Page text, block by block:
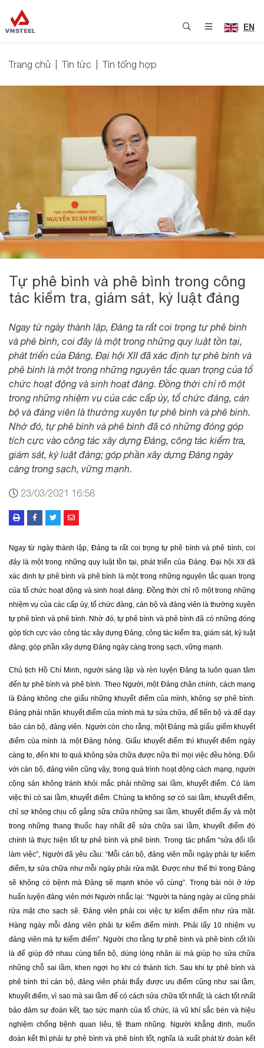
EN
Trang chủ Tin tức Tin tổng hợp
Tự phê bình và phê bình trong công
tác kiểm tra, giám sát, kỷ luật đảng
Ngay từ ngày thành lập, Đảng ta rất coi trọng tự phê bình
và phê bình, coi đây là một trong những quy luật tồn tại,
phát triển của Đảng. Đại hội XII đã xác định tự phê bình và
phê bình là một trong những nguyên tắc quan trọng của tổ
chức hoạt động và sinh hoạt đảng. Đồng thời chỉ rõ một
trong những nhiệm vụ của các cấp ủy, tổ chức đảng, cán
bộ và đảng viên là thường xuyên tự phê bình và phê bình.
Nhờ đó, tự phê bình và phê bình đã có những đóng góp
tích cực vào công tác xây dựng Đảng, công tác kiểm tra,
giám sát, kỷ luật đảng; góp phần xây dựng Đảng ngày
càng trong sạch, vững mạnh.
23/03/2021 16:58
Ngay từ ngày thành lập, Đảng ta rất coi trọng tự phê bình và phê bình, coi
đây là một trong những quy luật tồn tại, phát triển của Đảng. Đại hội XII đã
xác định tự phê bình và phê bình là một trong những nguyên tắc quan trọng
của tổ chức hoạt động và sinh hoạt đảng. Đồng thời chỉ rõ một trong những
nhiệm vụ của các cấp ủy, tổ chức đảng, cán bộ và đảng viên là thường xuyên
tự phê bình và phê bình. Nhờ đó, tự phê bình và phê bình đã có những đóng
góp tích cực vào công tác xây dựng Đảng, công tác kiểm tra, giám sát, kỷ luật
đảng; góp phần xây dựng Đảng ngày càng trong sạch, vững mạnh.
Chủ tịch Hồ Chí Minh, người sáng lập và rèn luyện Đảng ta luôn quan tâm
đến tự phê bình và phê bình. Theo Người, một Đảng chân chính, cách mạng
là Đảng không che giấu những khuyết điểm của mình, không sợ phê bình.
Đảng phải nhận khuyết điểm của mình mà tự sửa chữa, để tiến bộ và để dạy
bảo cán bộ, đảng viên. Người còn cho rằng, một Đảng mà giấu giếm khuyết
điểm của mình là một Đảng hỏng. Giấu khuyết điểm thì khuyết điểm ngày
càng to, đến khi to quá không sửa chữa được nữa thì mọi việc đều hỏng. Đối
với cán bộ, đảng viên cũng vậy, trong quá trình hoạt động cách mạng, người
cộng sản không tránh khỏi mắc phải những sai lầm, khuyết điểm. Có làm
việc thì có sai lầm, khuyết điểm. Chúng ta không sợ có sai lầm, khuyết điểm,
chỉ sợ không chịu cố gắng sữa chữa những sai lầm, khuyết điểm ấy và một
trong những thang thuốc hay nhất để sửa chữa sai lầm, khuyết điểm đó
chính là thực hiện tốt tự phê bình và phê bình. Trong tác phẩm “sửa đổi lối
làm việc”, Người đã yêu cầu: “Mỗi cán bộ, đảng viên mỗi ngày phải tự kiểm
điểm, tự sửa chữa như mỗi ngày phải rửa mặt. Được như thế thì trong Đảng
sẽ không có bệnh mà Đảng sẽ mạnh khỏe vô cùng”. Trong bài nói ở lớp
huấn luyện đảng viên mới Người nhắc lại: “Người ta hàng ngày ai cũng phải
rửa mặt cho sạch sẽ. Đảng viên phải coi việc tự kiểm điểm như rửa mặt.
Hàng ngày mỗi đảng viên phải tự kiểm điểm mình. Phải lấy 10 nhiệm vụ
đảng viên mà tự kiểm điểm”. Người cho rằng tự phê bình và phê bình cốt lõi
là để giúp đỡ nhau cùng tiến bộ, dùng lòng nhân ái mà giúp họ sửa chữa
những chỗ sai lầm, khen ngợi họ khi có thành tích. Sau khi tự phê bình và
phê bình thì cán bộ, đảng viên phải thấy được ưu điểm cũng như sai lầm,
khuyết điểm, vì sao mà sai lầm để có cách sửa chữa tốt nhất; là cách tốt nhất
bảo đảm sự đoàn kết, tạo sức mạnh của tổ chức, là vũ khí sắc bén và hiệu
nghiệm chống bệnh quan liêu, tệ tham nhũng. Người khẳng định, muốn
đoàn kết thì phải tự phê bình và phê bình tốt, nghĩa là xuất phát từ đoàn kết